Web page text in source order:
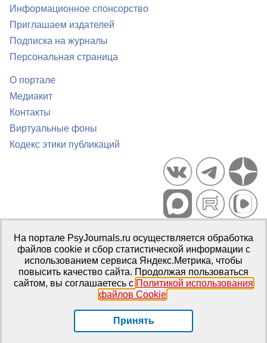
Информационное спонсорство
Приглашаем издателей
Подписка на журналы
Персональная страница
О портале
Медиакит
Контакты
Виртуальные фоны
Кодекс этики публикаций
Портал психологических изданий PsyJournals.ru, 2007–2026
Правила использования материалов
Свидетельство регистрации СМИЭл № ФС77-66447 от 14 июля
2016 г.
Издатель: ФГБОУ ВО МГППУ
На портале PsyJournals.ru осуществляется обработка
файлов cookie и сбор статистической информации с
использованием сервиса Яндекс.Метрика, чтобы
повысить качество сайта. Продолжая пользоваться
сайтом, вы соглашаетесь с Политикой использования
файлов Cookie.
Принять